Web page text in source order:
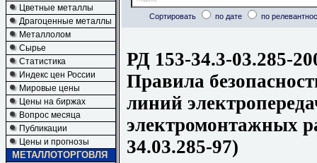
Цветные металлы
Драгоценные металлы
Металлолом
Сырье
Статистика
Индекс цен России
Мировые цены
Цены на биржах
Вопрос месяца
Публикации
Цены и прогнозы
МЕТАЛЛОТОРГОВЛЯ
Сортировать по дате по
РД 153-34.3-03.285-
Правила
линий
электромонтажных
34.03.285-97)